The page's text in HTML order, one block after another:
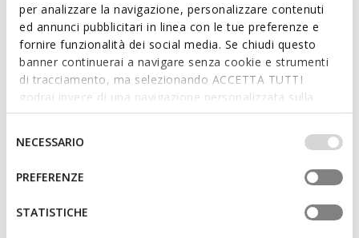
per analizzare la navigazione, personalizzare contenuti
ed annunci pubblicitari in linea con le tue preferenze e
fornire funzionalità dei social media. Se chiudi questo
banner continuerai a navigare senza cookie e strumenti
di tracciamento, ma selezionando ACCETTA TUTTI
godrai invece di una navigazione personalizzata sulla
base dei tuoi gusti ed interessi. Selezionando
IMPOSTAZIONI potrai anche scegliere quali cookies ed
altri strumenti di tracciamento autorizzare. Per maggiori
informazioni o per modificare in qualsiasi momento le
tue impostazioni, visita la nostra
del
consenso
NECESSARIO
PREFERENZE
STATISTICHE
City stylishness and contemporary design come
together: browse the range of Spherica™ styles and
find the one that suits you best.
Iconic, extremely versatile and loaded with casual